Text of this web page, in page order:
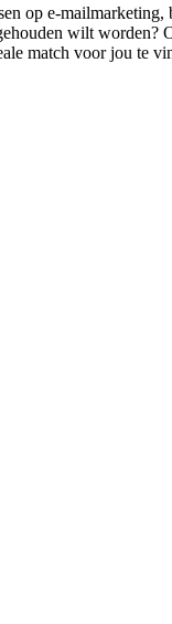
op e-mailmarketing,
wilt
match voor jou te